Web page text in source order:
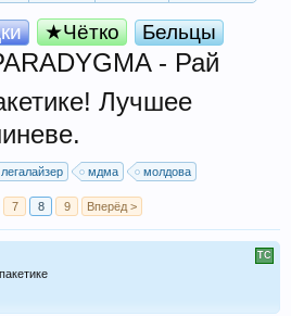
★Чётко
Бельцы
- Рай
Лучшее
легалайзер мдма молдова
7 8 9 Вперёд >